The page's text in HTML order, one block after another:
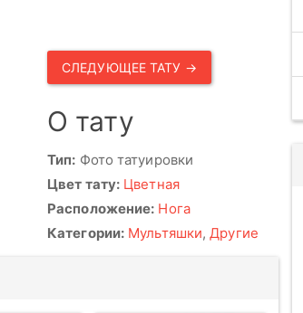
СЛЕДУЮЩЕЕ ТАТУ →
О тату
Тип: Фото татуировки
Цвет тату: Цветная
Расположение: Нога
Категории: Мультяшки,Другие